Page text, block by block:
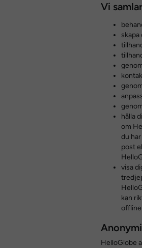
Vi
hålla
om
du
post
visa
kan
offline
HelloGlobe